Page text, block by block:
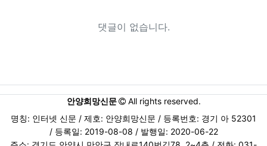
댓글이 없습니다.
안양희망신문
All rights reserved.
명칭: 인터넷 신문 / 제호: 안양희망신문 / 등록번호: 경기 아 52301
/ 등록일: 2019-08-08 / 발행일: 2020-06-22